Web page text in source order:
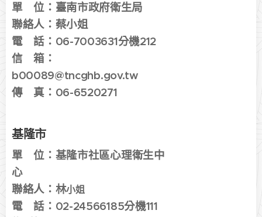
單 位： 臺南市政府衛生局
聯絡人： 蔡小姐
電 話： 06-7003631分機212
信 箱：
b00089@tncghb.gov.tw
傳 真：06-6520271
基隆市
單 位： 基隆市社區心理衛生中
心
聯絡人：林小姐
電 話： 02-24566185分機111